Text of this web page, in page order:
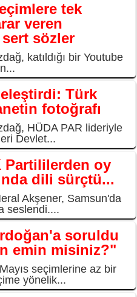
tek
veren
sözler
katıldığı bir Youtube
Türk
fotoğrafı
HÜDA PAR lideriyle
Devlet...
Partililerden oy
dili sürçtü...
Akşener, Samsun'da
seslendi....
soruldu
emin misiniz?"
seçimlerine az bir
yönelik...